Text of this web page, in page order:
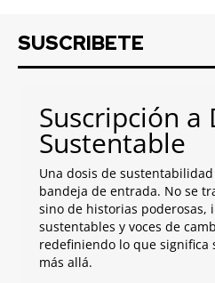
SUSCRIBETE
Suscripción a
Sustentable
Una dosis de
bandeja de entrada. No se
sino de historias poderosas,
sustentables y voces de
redefiniendo lo que significa
más allá.